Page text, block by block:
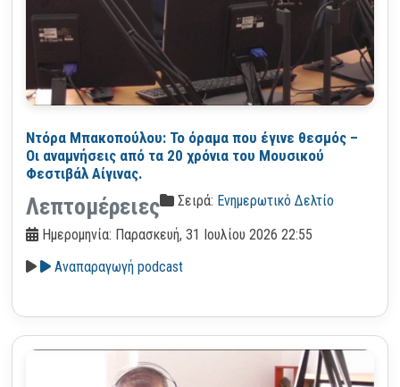
Ντόρα Μπακοπούλου: Το όραμα που έγινε θεσμός –
Οι αναμνήσεις από τα 20 χρόνια του Μουσικού
Φεστιβάλ Αίγινας.
Λεπτομέρειες Σειρά: Ενημερωτικό Δελτίο
Ημερομηνία: Παρασκευή, 31 Ιουλίου 2026 22:55
Αναπαραγωγή podcast